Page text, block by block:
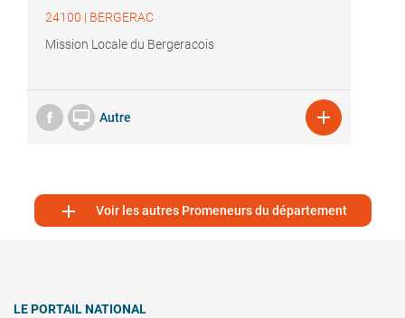
24100 | BERGERAC
Mission Locale du Bergeracois
 Autre 
 Voir les autres Promeneurs du département
LE PORTAIL NATIONAL